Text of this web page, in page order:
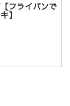
フライパンで
】